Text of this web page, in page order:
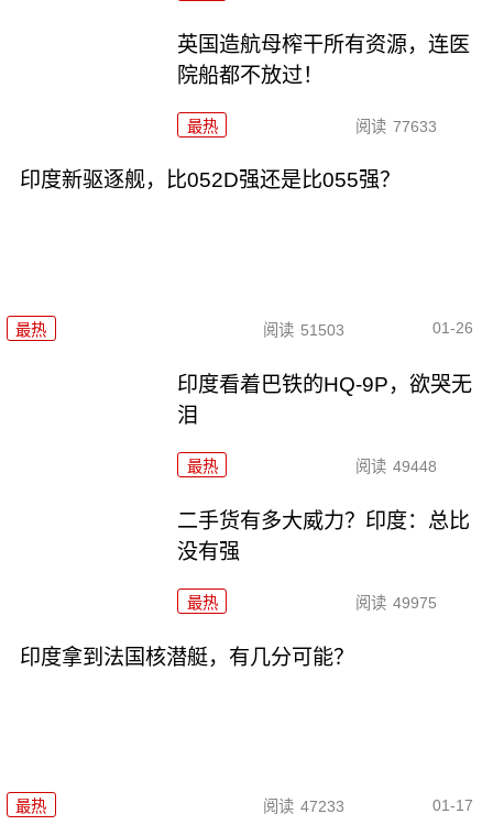
英国造航母榨干所有资源，连医
院船都不放过！
最热 阅读 77633
印度新驱逐舰，比052D强还是比055强？
最热 阅读 51503 01-26
印度看着巴铁的HQ-9P，欲哭无
泪
最热 阅读 49448
二手货有多大威力？印度：总比
没有强
最热 阅读 49975
印度拿到法国核潜艇，有几分可能？
最热 阅读 47233 01-17